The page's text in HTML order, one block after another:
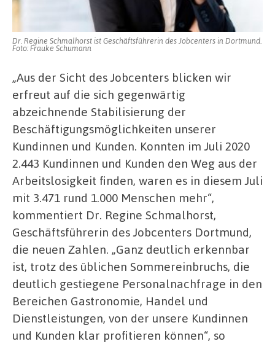
Dr. Regine Schmalhorst ist Geschäftsführerin des Jobcenters in Dortmund.
Foto: Frauke Schumann
„Aus der Sicht des Jobcenters blicken wir
erfreut auf die sich gegenwärtig
abzeichnende Stabilisierung der
Beschäftigungsmöglichkeiten unserer
Kundinnen und Kunden. Konnten im Juli 2020
2.443 Kundinnen und Kunden den Weg aus der
Arbeitslosigkeit finden, waren es in diesem Juli
mit 3.471 rund 1.000 Menschen mehr“,
kommentiert Dr. Regine Schmalhorst,
Geschäftsführerin des Jobcenters Dortmund,
die neuen Zahlen. „Ganz deutlich erkennbar
ist, trotz des üblichen Sommereinbruchs, die
deutlich gestiegene Personalnachfrage in den
Bereichen Gastronomie, Handel und
Dienstleistungen, von der unsere Kundinnen
und Kunden klar profitieren können“, so